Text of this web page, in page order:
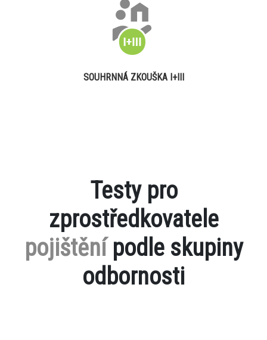
SOUHRNNÁ ZKOUŠKA I+III
Testy pro
zprostředkovatele
pojištěnípodle skupiny
odbornosti